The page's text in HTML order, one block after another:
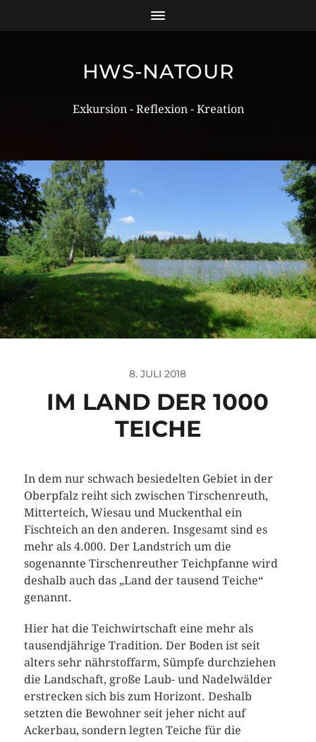
HWS-NATOUR
Exkursion - Reflexion - Kreation
8. JULI 2018
IM LAND DER 1000
TEICHE
In dem nur schwach besiedelten Gebiet in der
Oberpfalz reiht sich zwischen Tirschenreuth,
Mitterteich, Wiesau und Muckenthal ein
Fischteich an den anderen. Insgesamt sind es
mehr als 4.000. Der Landstrich um die
sogenannte Tirschenreuther Teichpfanne wird
deshalb auch das „Land der tausend Teiche“
genannt.
Hier hat die Teichwirtschaft eine mehr als
tausendjährige Tradition. Der Boden ist seit
alters sehr nährstoffarm, Sümpfe durchziehen
die Landschaft, große Laub- und Nadelwälder
erstrecken sich bis zum Horizont. Deshalb
setzten die Bewohner seit jeher nicht auf
Ackerbau, sondern legten Teiche für die